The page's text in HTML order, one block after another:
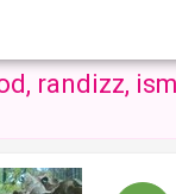
randizz,